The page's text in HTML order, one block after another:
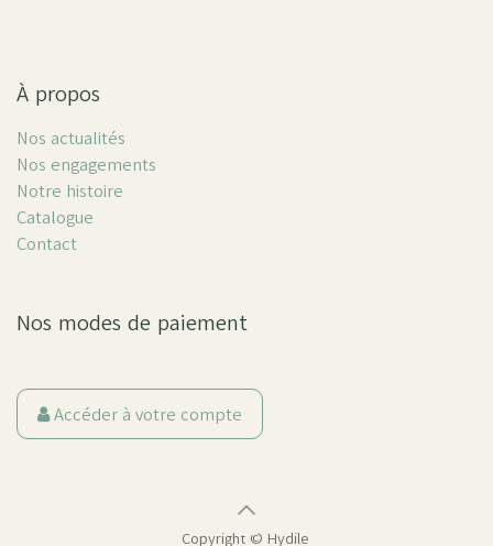
À propos
Nos actualités
Nos engagements
Notre histoire
Catalogue
Contact
Nos modes de paiement
Accéder à votre compte
Copyright © Hydile